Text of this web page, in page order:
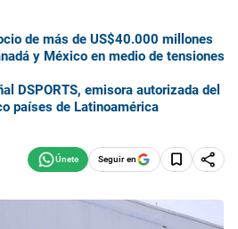
de más de US$40.000 millones
y México en medio de tensiones
DSPORTS, emisora autorizada del
países de Latinoamérica
Seguir en